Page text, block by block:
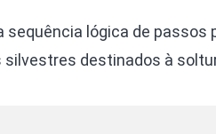
sequência lógica de passos
silvestres destinados à